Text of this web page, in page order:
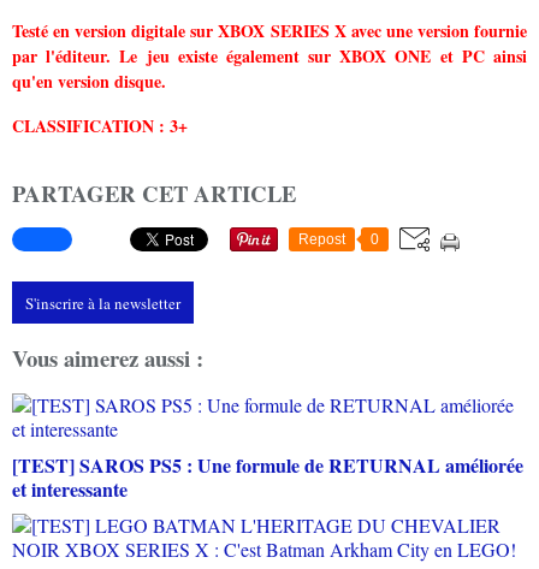
Testé en version digitale sur XBOX SERIES X avec une version fournie
par l'éditeur. Le jeu existe également sur XBOX ONE et PC ainsi
qu'en version disque.
CLASSIFICATION : 3+
PARTAGER CET ARTICLE
Repost 0
S'inscrire à la newsletter
Vous aimerez aussi :
[TEST] SAROS PS5 : Une formule de RETURNAL améliorée
et interessante